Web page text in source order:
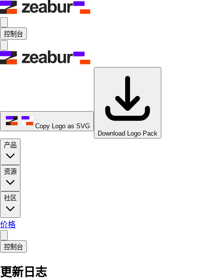
控制台
Copy Logo as SVG
Download Logo Pack
产品
资源
社区
价格
控制台
更新日志